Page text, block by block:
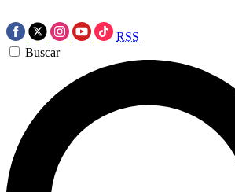
RSS
Buscar